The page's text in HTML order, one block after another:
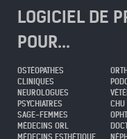
LOGICIEL DE
POUR...
OSTÉOPATHES
CLINIQUES
NEUROLOGUES
PSYCHIATRES
SAGE-FEMMES
MÉDECINS ORL
CHU